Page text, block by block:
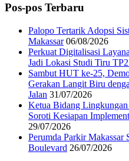
Pos-pos Terbaru
Palopo Tertarik Adopsi
Makassar 06/08/2026
Perkuat Digitalisasi
Jadi Lokasi Studi Tiru
Sambut HUT ke-25,
Gerakan Langit Biru
Jalan 31/07/2026
Ketua Bidang
Soroti Kesiapan
29/07/2026
Perumda Parkir Makassar
Boulevard 26/07/2026